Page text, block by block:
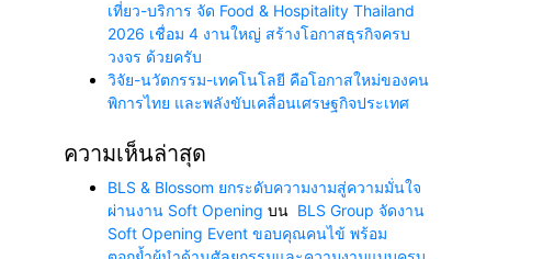
เที่ยว-บริการ จัด Food & Hospitality Thailand
2026 เชื่อม 4 งานใหญ่ สร้างโอกาสธุรกิจครบ
วงจร ด้วยครับ
วิจัย-นวัตกรรม-เทคโนโลยี คือโอกาสใหม่ของคน
พิการไทย และพลังขับเคลื่อนเศรษฐกิจประเทศ
ความเห็นล่าสุด
BLS & Blossom ยกระดับความงามสู่ความมั่นใจ
ผ่านงาน Soft Opening บน BLS Group จัดงาน
Soft Opening Event ขอบคุณคนไข้ พร้อม